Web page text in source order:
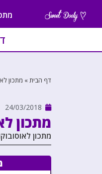
דף הבית» מתכון
24/03/2018
מתכון
מתכון